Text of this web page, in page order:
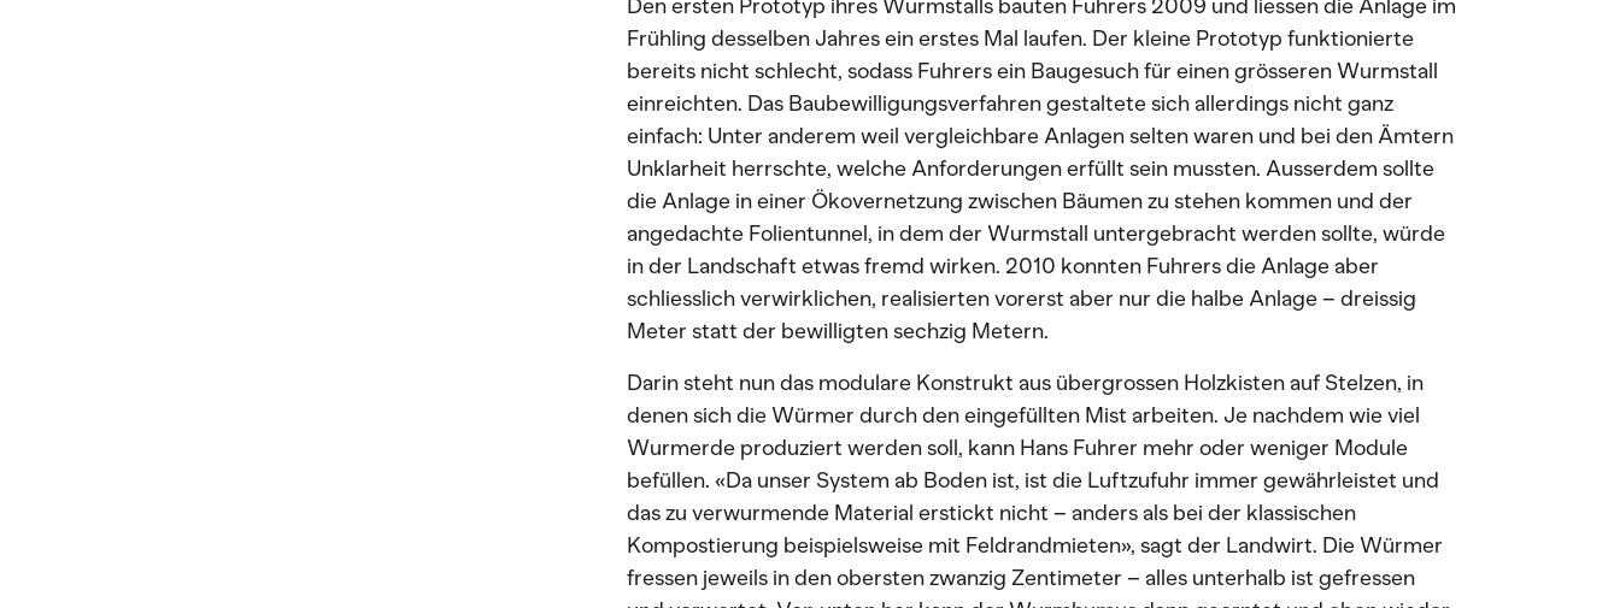
Den ersten Prototyp ihres Wurmstalls bauten Fuhrers 2009 und liessen die Anlage im
Frühling desselben Jahres ein erstes Mal laufen. Der kleine Prototyp funktionierte
bereits nicht schlecht, sodass Fuhrers ein Baugesuch für einen grösseren Wurmstall
einreichten. Das Baubewilligungsverfahren gestaltete sich allerdings nicht ganz
einfach: Unter anderem weil vergleichbare Anlagen selten waren und bei den Ämtern
Unklarheit herrschte, welche Anforderungen erfüllt sein mussten. Ausserdem sollte
die Anlage in einer Ökovernetzung zwischen Bäumen zu stehen kommen und der
angedachte Folientunnel, in dem der Wurmstall untergebracht werden sollte, würde
in der Landschaft etwas fremd wirken. 2010 konnten Fuhrers die Anlage aber
schliesslich verwirklichen, realisierten vorerst aber nur die halbe Anlage – dreissig
Meter statt der bewilligten sechzig Metern.
Darin steht nun das modulare Konstrukt aus übergrossen Holzkisten auf Stelzen, in
denen sich die Würmer durch den eingefüllten Mist arbeiten. Je nachdem wie viel
Wurmerde produziert werden soll, kann Hans Fuhrer mehr oder weniger Module
befüllen. «Da unser System ab Boden ist, ist die Luftzufuhr immer gewährleistet und
das zu verwurmende Material erstickt nicht – anders als bei der klassischen
Kompostierung beispielsweise mit Feldrandmieten», sagt der Landwirt. Die Würmer
fressen jeweils in den obersten zwanzig Zentimeter – alles unterhalb ist gefressen